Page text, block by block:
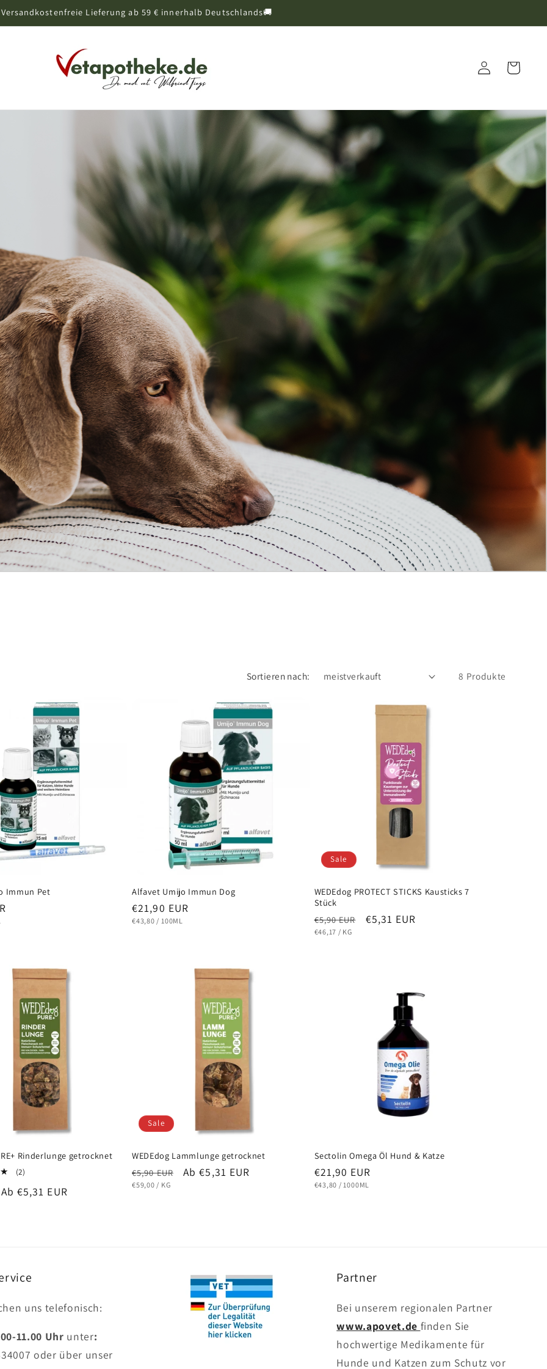
Versandkostenfreie Lieferung ab 59 € innerhalb Deutschlands🚚
EinloggenWarenkorb
Sortieren nach: 8 Produkte
Immun Pet Alfavet Umijo Immun Dog
Normaler
Preis
€21,90 EUR
STÜCKPREIS
€43,80 / PRO
100ML
Sale
WEDEdog PROTECT STICKS Kausticks 7
Stück
Normaler
Preis
€5,90 EUR Verkaufspreis
€5,31 EUR
STÜCKPREIS
€46,17 / PRO
KG
Rinderlunge getrocknet
(2)
insgesamt
Verkaufspreis
Ab €5,31 EUR
Sale
WEDEdog Lammlunge getrocknet
Normaler
Preis
€5,90 EUR Verkaufspreis
Ab €5,31 EUR
STÜCKPREIS
€59,00 / PRO
KG
Sectolin Omega Öl Hund & Katze
Normaler
Preis
€21,90 EUR
STÜCKPREIS
€43,80 / PRO
1000ML
uns telefonisch:
11.00 Uhr unter:
oder über unser
Partner
Bei unserem regionalen Partner
www.apovet.de finden Sie
hochwertige Medikamente für
Hunde und Katzen zum Schutz vor